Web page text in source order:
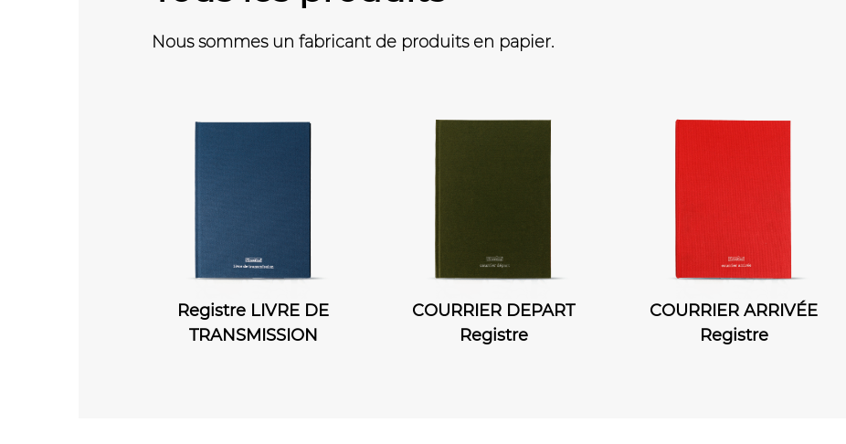
Nous sommes un fabricant de produits en papier.
COURRIER DEPART
Registre
COURRIER ARRIVÉE
Registre
ligne horizontale bleue
Cahier d'exercices